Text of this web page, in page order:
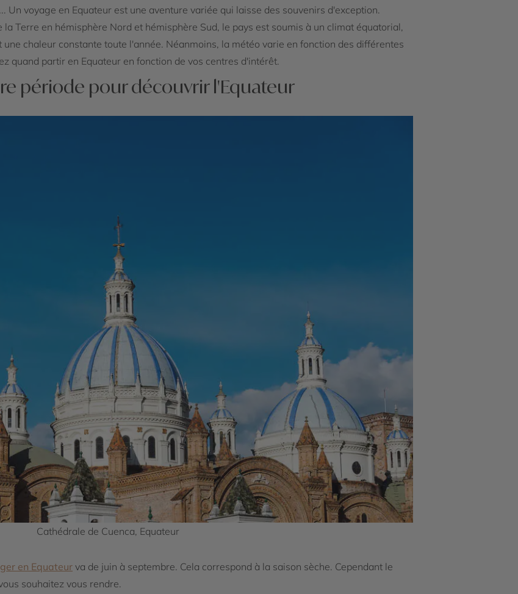
Un voyage en Equateur est une aventure variée qui laisse des souvenirs d'exception.
Terre en hémisphère Nord et hémisphère Sud, le pays est soumis à un climat équatorial,
chaleur constante toute l'année. Néanmoins, la météo varie en fonction des différentes
quand partir en Equateur en fonction de vos centres d'intérêt.
période pour découvrir l'Equateur
Cathédrale de Cuenca, Equateur
en Equateur va de juin à septembre. Cela correspond à la saison sèche. Cependant le
souhaitez vous rendre.